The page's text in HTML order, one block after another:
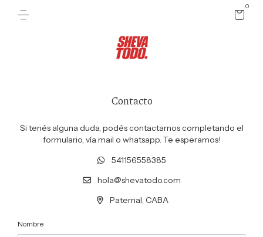
0
Contacto
Si tenés alguna duda, podés contactarnos completando el
formulario, vía mail o whatsapp. Te esperamos!
541156558385
hola@shevatodo.com
Paternal, CABA
Nombre